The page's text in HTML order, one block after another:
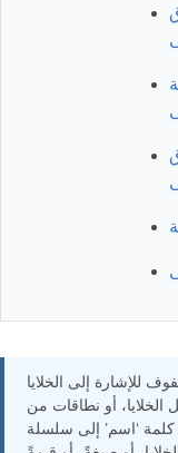
للإشارة إلى الخلايا
الخلايا، أو نطاقات من
كلمة ‘اسم’ إلى سلسلة